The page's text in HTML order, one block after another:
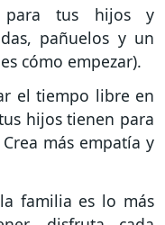
para tus hijos y
pañuelos y un
cómo empezar).
el tiempo libre en
hijos tienen para
más empatía y
familia es lo más